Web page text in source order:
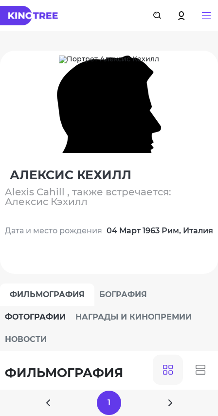
АЛЕКСИС КЕХИЛЛ
Alexis Cahill , также встречается:
Алексис Кэхилл
Дата и место рождения 04 Март 1963 Рим, Италия
ФИЛЬМОГРАФИЯ БОГРАФИЯ
ФОТОГРАФИИ НАГРАДЫ И КИНОПРЕМИИ
НОВОСТИ
ФИЛЬМОГРАФИЯ
1